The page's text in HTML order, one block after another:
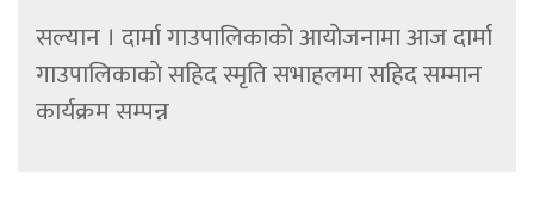
सल्यान । दार्मा गाउपालिकाकाे आयाेजनामा आज दार्मा
गाउपालिकाकाे सहिद स्मृति सभाहलमा सहिद सम्मान
कार्यक्रम सम्पन्न